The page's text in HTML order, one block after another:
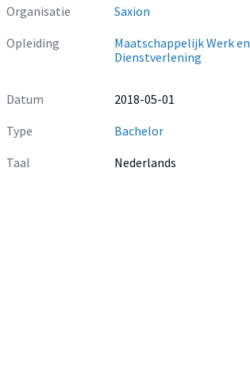
Organisatie
Saxion
Opleiding
Maatschappelijk Werk en
Dienstverlening
Datum
2018-05-01
Type
Bachelor
Taal
Nederlands